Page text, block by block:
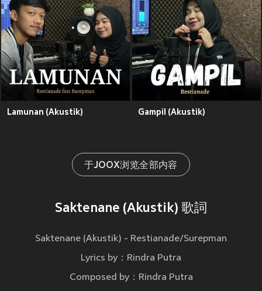
Lamunan (Akustik) Gampil (Akustik)
于JOOX浏览全部内容
Saktenane (Akustik) 歌詞
Saktenane (Akustik) - Restianade/Surepman
Lyrics by：Rindra Putra
Composed by：Rindra Putra